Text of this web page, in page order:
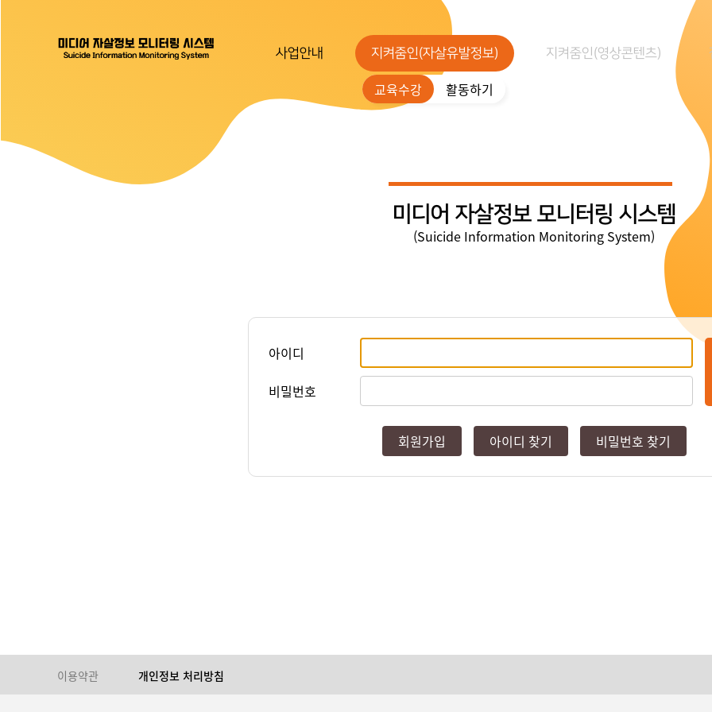
사업안내 지켜줌인(자살유발정보)
교육수강 활동하기
지켜줌인(영상콘텐츠)
미디어 자살정보 모니터링 시스템
(Suicide Information Monitoring System)
아이디
비밀번호
회원가입 아이디 찾기 비밀번호 찾기
이용약관 개인정보 처리방침